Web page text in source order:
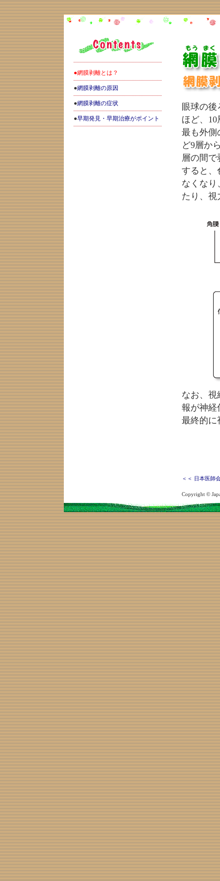
●網膜剥離とは？
●網膜剥離の原因
●網膜剥離の症状
●早期発見・早期治療がポイント
眼球の後
ほど、
最も外側
ど9層か
層の間
すると、
なくなり
たり、視
なお、視
報が神経
最終的に
＜＜ 日本医師
Copyright ©